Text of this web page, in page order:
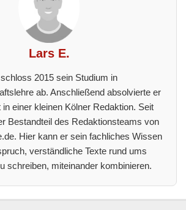
Lars E.
2015 sein Studium in
ab. Anschließend absolvierte er
in einer kleinen Kölner Redaktion. Seit
Bestandteil des Redaktionsteams von
Hier kann er sein fachliches Wissen
verständliche Texte rund ums
schreiben, miteinander kombinieren.